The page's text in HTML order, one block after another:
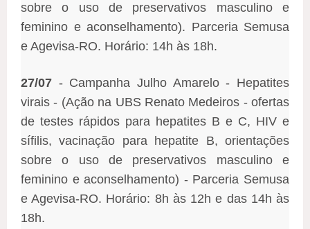
sobre o uso de preservativos masculino e
feminino e aconselhamento). Parceria Semusa
e Agevisa-RO. Horário: 14h às 18h.
27/07 - Campanha Julho Amarelo - Hepatites
virais - (Ação na UBS Renato Medeiros - ofertas
de testes rápidos para hepatites B e C, HIV e
sífilis, vacinação para hepatite B, orientações
sobre o uso de preservativos masculino e
feminino e aconselhamento) - Parceria Semusa
e Agevisa-RO. Horário: 8h às 12h e das 14h às
18h.